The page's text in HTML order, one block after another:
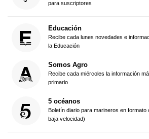
para suscriptores
Educación
Recibe cada lunes novedades e
la Educación
Somos Agro
Recibe cada miércoles la información
primario
5 océanos
Boletín diario para marineros en
baja velocidad)